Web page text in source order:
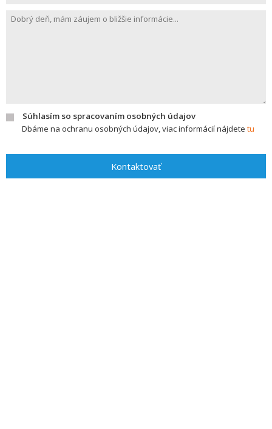
Súhlasím so spracovaním osobných údajov
Dbáme na ochranu osobných údajov, viac informácií nájdete tu
Kontaktovať